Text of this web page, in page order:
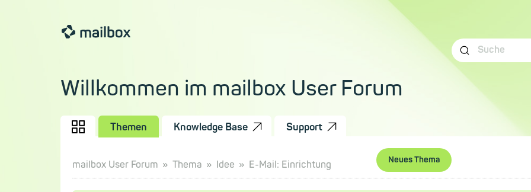
Willkommen im mailbox User Forum
Themen Knowledge Base Support
Neues Thema
mailbox User Forum Thema Idee E-Mail: Einrichtung